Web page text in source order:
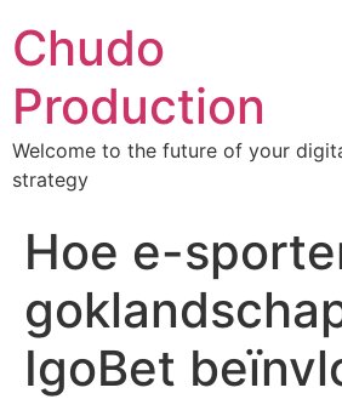
Chudo
Production
Welcome to the future of your
strategy
Hoe e-
IgoBet